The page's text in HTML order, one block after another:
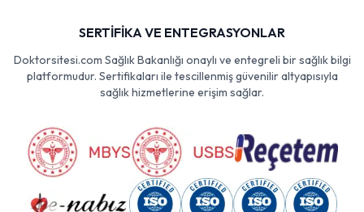
SERTİFİKA VE ENTEGRASYONLAR
Doktorsitesi.com Sağlık Bakanlığı onaylı ve entegreli bir sağlık bilgi
platformudur. Sertifikaları ile tescillenmiş güvenilir altyapısıyla
sağlık hizmetlerine erişim sağlar.